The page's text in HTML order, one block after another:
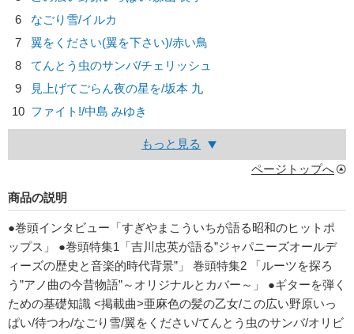
6
なごり雪/イルカ
7
翼をください(翼を下さい)/赤い鳥
8
てんとう虫のサンバ/チェリッシュ
9
見上げてごらん夜の星を/坂本 九
10 ファイト!/中島 みゆき
もっと見る
ページトップへ
商品の説明
●巻頭インタビュー「すぎやまこういちが語る昭和のヒットポ
ップス」 ●巻頭特集1「吉川忠英が語る”ジャパニーズオールデ
ィーズの歴史と音楽的時代背景”」 巻頭特集2 「ルーツを探ろ
う”アノ曲の今昔物語”～オリジナルとカバー～」 ●ギターを弾く
ための基礎知識 <掲載曲>亜麻色の髪の乙女/この広い野原いっ
ぱい/待つわ/なごり雪/翼をください/てんとう虫のサンバ/オリビ